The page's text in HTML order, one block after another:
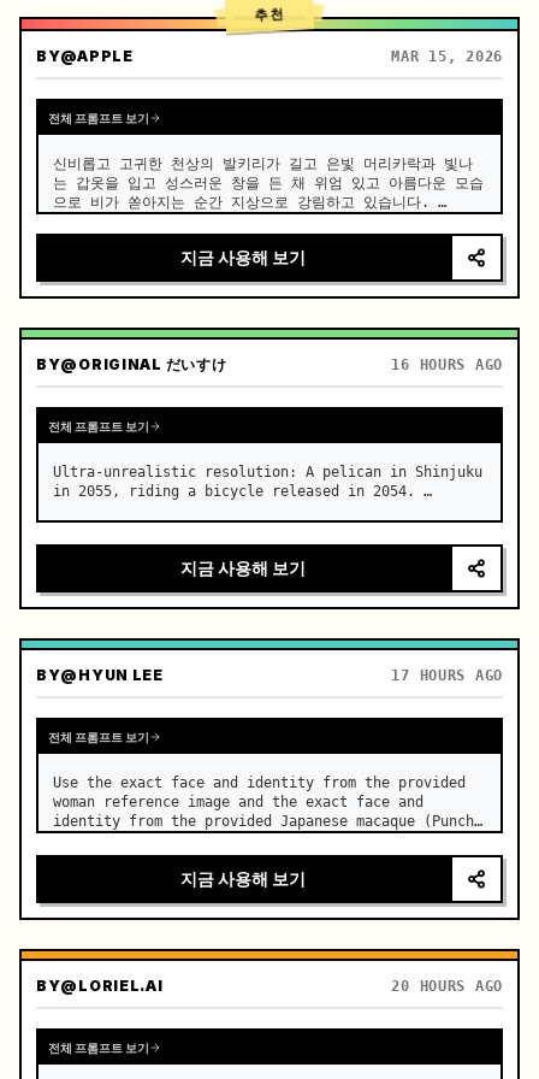
추천
BY@APPLE MAR 15, 2026
전체 프롬프트 보기
신비롭고 고귀한 천상의 발키리가 길고 은빛 머리카락과 빛나
는 갑옷을 입고 성스러운 창을 든 채 위엄 있고 아름다운 모습
으로 비가 쏟아지는 순간 지상으로 강림하고 있습니다. …
지금 사용해 보기
BY@ORIGINAL だいすけ 16 HOURS AGO
전체 프롬프트 보기
Ultra-unrealistic resolution: A pelican in Shinjuku
in 2055, riding a bicycle released in 2054. …
지금 사용해 보기
BY@HYUN LEE 17 HOURS AGO
전체 프롬프트 보기
Use the exact face and identity from the provided
woman reference image and the exact face and
identity from the provided Japanese macaque (Punch)
지금 사용해 보기
BY@LORIEL.AI 20 HOURS AGO
전체 프롬프트 보기